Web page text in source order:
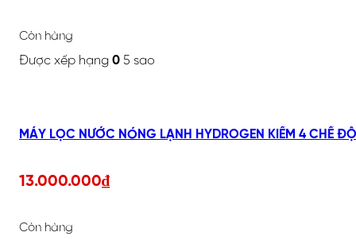
Còn hàng
Được xếp hạng 0 5 sao
MÁY LỌC NƯỚC NÓNG LẠNH HYDROGEN KIỀM 4 CHẾ
13.000.000₫
Còn hàng